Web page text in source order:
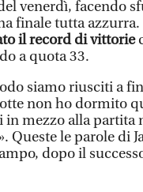
venerdì, facendo
finale tutta azzurra.
il record di vittorie
a quota 33.
siamo riusciti a
non ho dormito
in mezzo alla partita
Queste le parole di
dopo il